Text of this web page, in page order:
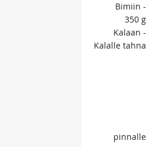
Bimiin -
350 g
Kalaan -
Kalalle tahna
pinnalle